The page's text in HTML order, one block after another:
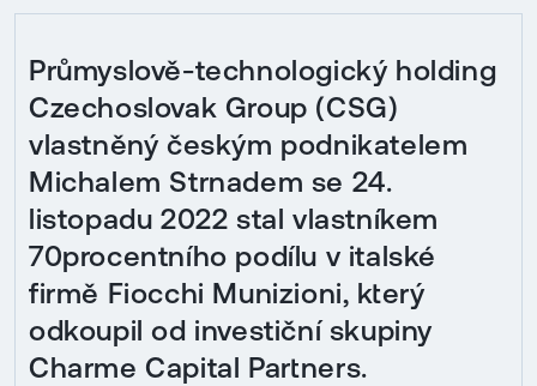
Průmyslově-technologický holding
Czechoslovak Group (CSG)
vlastněný českým podnikatelem
Michalem Strnadem se 24.
listopadu 2022 stal vlastníkem
70procentního podílu v italské
firmě Fiocchi Munizioni, který
odkoupil od investiční skupiny
Charme Capital Partners.